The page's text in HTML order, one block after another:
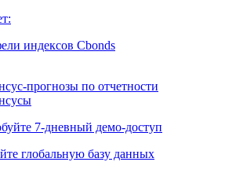
индексов Cbonds
прогнозы по отчетности
7-дневный демо-доступ
глобальную базу данных